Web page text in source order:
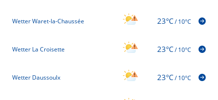
Wetter Waret-la-Chaussée 23°C/10°C
Wetter La Croisette 23°C/10°C
Wetter Daussoulx 23°C/10°C